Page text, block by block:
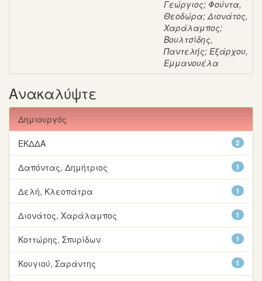
Γεώργιος; Φούντα,
Θεοδώρα;Διονάτος,
Χαράλαμπος;
Βουλτσίδης,
Παντελής; Εξάρχου,
Εμμανουέλα
Ανακαλύψτε
Δημιουργός
2
ΕΚΔΔΑ
1
Δαπόντας, Δημήτριος
1
Δελή, Κλεοπάτρα
1
Διονάτος, Χαράλαμπος
1
Κοττώρης, Σπυρίδων
1
Κουγιού, Σαράντης